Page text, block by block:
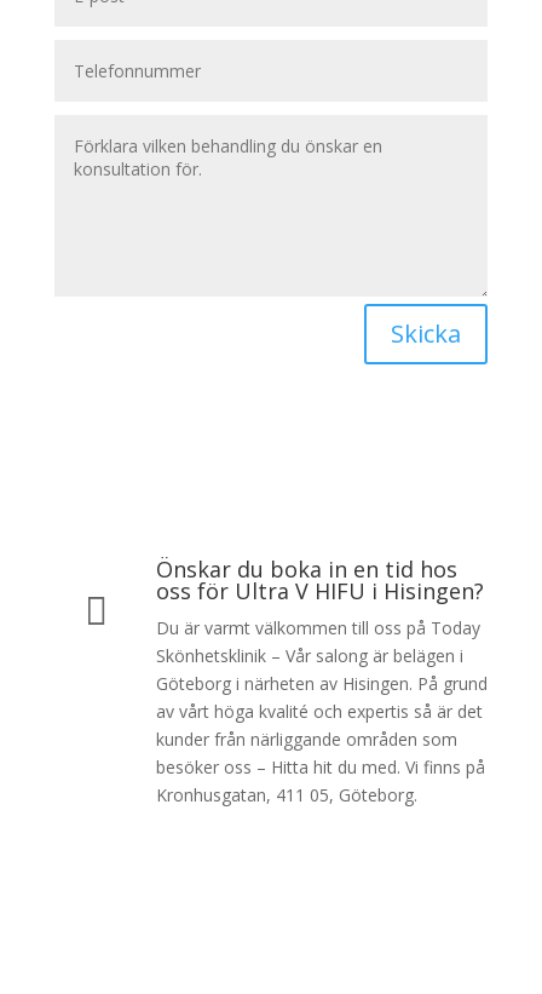
Skicka

Önskar du boka in en tid hos
oss för Ultra V HIFU i Hisingen?
Du är varmt välkommen till oss på Today
Skönhetsklinik – Vår salong är belägen i
Göteborg i närheten av Hisingen. På grund
av vårt höga kvalité och expertis så är det
kunder från närliggande områden som
besöker oss – Hitta hit du med. Vi finns på
Kronhusgatan, 411 05, Göteborg.